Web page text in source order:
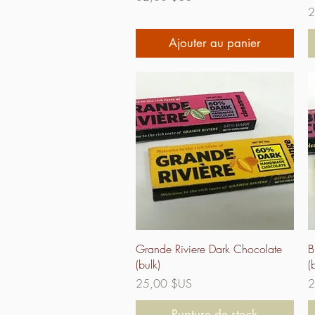
Ajouter au panier
Aperçu rapide
Grande Riviere Dark Chocolate
(bulk)
Prix
25,00 $US